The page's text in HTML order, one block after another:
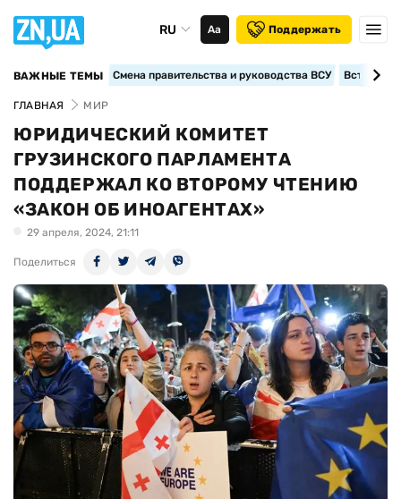
RU Аа Поддержать
ВАЖНЫЕ ТЕМЫ Смена правительства и руководства ВСУ
ГЛАВНАЯ МИР
ЮРИДИЧЕСКИЙ КОМИТЕТ
ГРУЗИНСКОГО ПАРЛАМЕНТА
ПОДДЕРЖАЛ КО ВТОРОМУ ЧТЕНИЮ
«ЗАКОН ОБ ИНОАГЕНТАХ»
29 апреля, 2024, 21:11
Поделиться